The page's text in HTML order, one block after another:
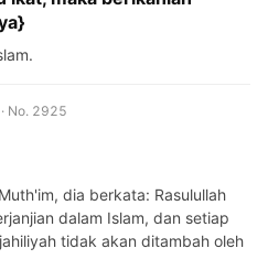
No. 2925
dia berkata: Rasulullah
tidak akan ditambah oleh